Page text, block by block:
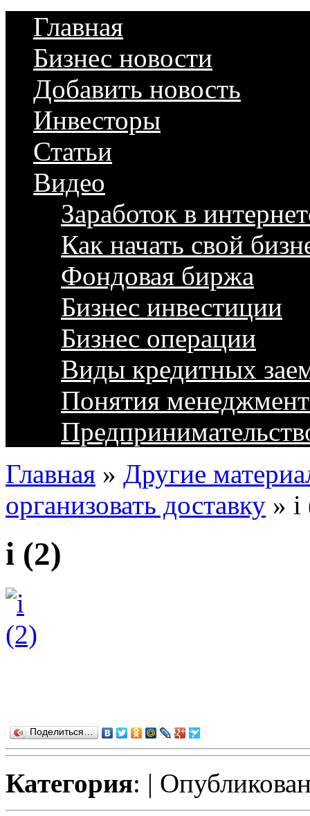
Главная
Бизнес новости
Добавить новость
Инвесторы
Статьи
Видео
Заработок в
Как начать свой
Фондовая биржа
Бизнес инвестиции
Бизнес операции
Виды кредитных
Понятия
Главная » Другие
организовать доставку » i
i (2)
Поделиться…
Категория: |